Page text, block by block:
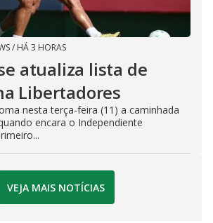
/ HÁ 3 HORAS
atualiza lista de
Libertadores
nesta terça-feira (11) a caminhada
encara o Independiente
VEJA MAIS NOTÍCIAS